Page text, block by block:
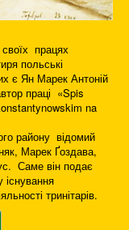
працях
польські
є Ян Марек Антоній
праці «Spis
na
району відомий
Марек Ґоздава,
Саме він подає
існування
тринітарів.